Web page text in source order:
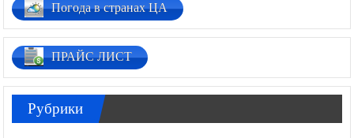
Погода в странах ЦА
ПРАЙС ЛИСТ
Рубрики